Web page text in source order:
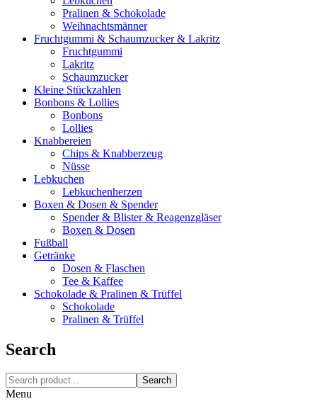
Pralinen & Schokolade
Weihnachtsmänner
Fruchtgummi & Schaumzucker & Lakritz
Fruchtgummi
Lakritz
Schaumzucker
Kleine Stückzahlen
Bonbons & Lollies
Bonbons
Lollies
Knabbereien
Chips & Knabberzeug
Nüsse
Lebkuchen
Lebkuchenherzen
Boxen & Dosen & Spender
Spender & Blister & Reagenzgläser
Boxen & Dosen
Fußball
Getränke
Dosen & Flaschen
Tee & Kaffee
Schokolade & Pralinen & Trüffel
Schokolade
Pralinen & Trüffel
Search
Search
Menu